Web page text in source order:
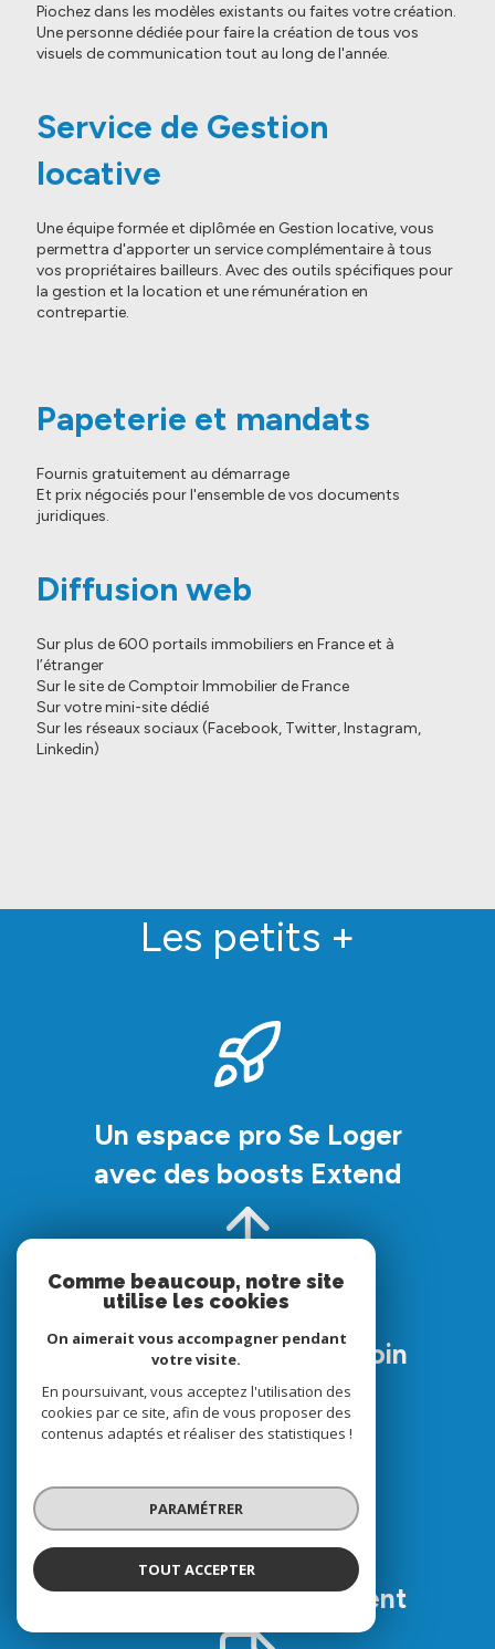
Piochez dans les modèles existants ou faites votre création.
Une personne dédiée pour faire la création de tous vos
visuels de communication tout au long de l'année.
Service de Gestion
locative
Une équipe formée et diplômée en Gestion locative, vous
permettra d'apporter un service complémentaire à tous
vos propriétaires bailleurs. Avec des outils spécifiques pour
la gestion et la location et une rémunération en
contrepartie.
Papeterie et mandats
Fournis gratuitement au démarrage
Et prix négociés pour l'ensemble de vos documents
juridiques.
Diffusion web
Sur plus de 600 portails immobiliers en France et à
l’étranger
Sur le site de Comptoir Immobilier de France
Sur votre mini-site dédié
Sur les réseaux sociaux (Facebook, Twitter, Instagram,
Linkedin)
Les petits +
Un espace pro Se Loger
avec des boosts Extend
Des remontées
automatiques Leboncoin
Un outil de visite
virtuelle mis à
disposition gratuitement
Comme beaucoup, notre site
utilise les cookies
On aimerait vous accompagner pendant
votre visite.
En poursuivant, vous acceptez l'utilisation des
cookies par ce site, afin de vous proposer des
contenus adaptés et réaliser des statistiques !
PARAMÉTRER
TOUT ACCEPTER